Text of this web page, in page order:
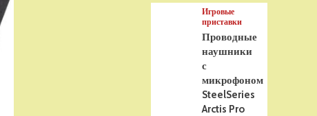
Игровые
приставки
Проводные
наушники
с
микрофоном
SteelSeries
Arctis Pro